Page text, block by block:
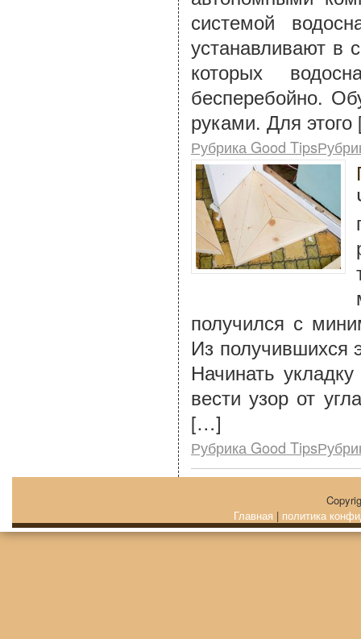
системой
устанавливают в
которых
бесперебойно.
руками. Для
Рубрика Good
получился с
Из получившихся
Начинать
вести узор от
[…]
Рубрика Good
Главная | политика